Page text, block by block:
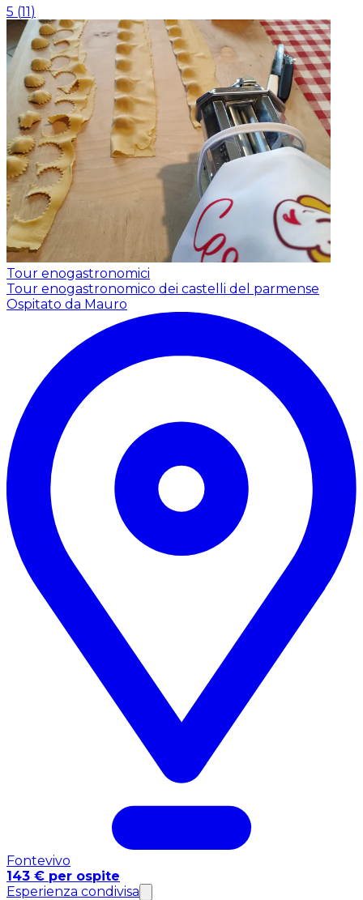
5 (11)
Tour enogastronomici
Tour enogastronomico dei castelli del parmense
Ospitato da Mauro
Fontevivo
143 € per ospite
Esperienza condivisa